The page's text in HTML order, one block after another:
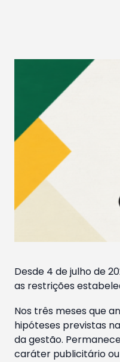
Desde 4 de julho de
as restrições
Nos três meses que
hipóteses previstas
da gestão.
caráter publicitário